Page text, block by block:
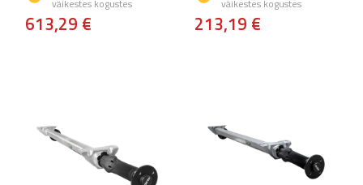
väikestes kogustes
613,29 €
väikestes kogustes
213,19 €